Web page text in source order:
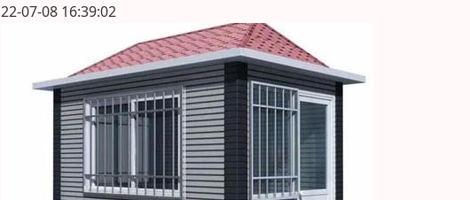
22-07-08 16:39:02